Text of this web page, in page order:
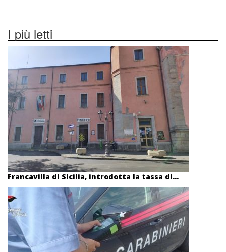
I più letti
Francavilla di Sicilia, introdotta la tassa di...